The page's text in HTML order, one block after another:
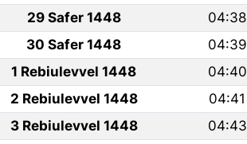
29 Safer 1448 04:38
30 Safer 1448 04:39
1 Rebiulevvel 1448 04:40
2 Rebiulevvel 1448 04:41
3 Rebiulevvel 1448 04:43